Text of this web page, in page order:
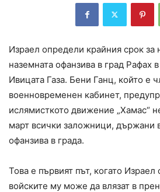
Израел определи крайния срок за
наземната офанзива в град Рафах
Ивицата Газа. Бени Ганц, който е
военновременен кабинет,
ислямисткото движение „Хамас“
март всички заложници, държани
офанзива в града.
Това е първият път, когато
войските му може да влязат в